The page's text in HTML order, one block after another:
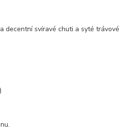
decentní svíravé chuti a syté trávové